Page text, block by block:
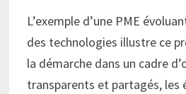
L’exemple d’une PME
des technologies illustre ce
la démarche dans un cadre
transparents et partagés, les